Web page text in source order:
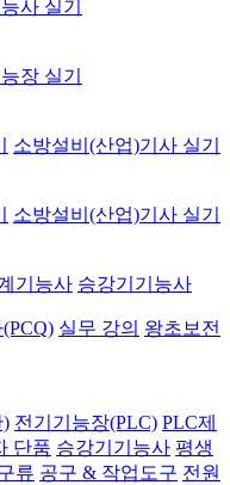
사 실기
장 실기
소방설비(산업)기사 실기
소방설비(산업)기사 실기
기능사 승강기기능사
실무 강의 왕초보전
) 전기기능장(PLC) PLC제
단품 승강기기능사 평생
류 공구 & 작업도구 전원